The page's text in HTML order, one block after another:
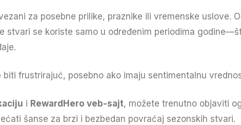
za posebne prilike, praznike ili vremenske uslove.
stvari se koriste samo u određenim periodima
frustrirajuć, posebno ako imaju sentimentalnu
i RewardHero veb-sajt, možete trenutno objaviti
šanse za brzi i bezbedan povraćaj sezonskih stvari.